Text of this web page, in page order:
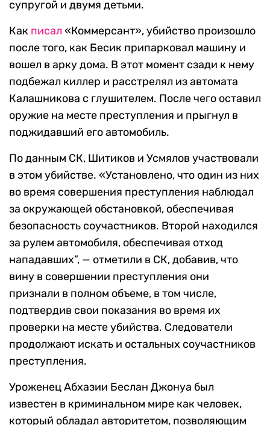
супругой и двумя детьми.
Как писал «Коммерсант», убийство произошло
после того, как Бесик припарковал машину и
вошел в арку дома. В этот момент сзади к нему
подбежал киллер и расстрелял из автомата
Калашникова с глушителем. После чего оставил
оружие на месте преступления и прыгнул в
поджидавший его автомобиль.
По данным СК, Шитиков и Усмялов участвовали
в этом убийстве. «Установлено, что один из них
во время совершения преступления наблюдал
за окружающей обстановкой, обеспечивая
безопасность соучастников. Второй находился
за рулем автомобиля, обеспечивая отход
нападавших”, — отметили в СК, добавив, что
вину в совершении преступления они
признали в полном объеме, в том числе,
подтвердив свои показания во время их
проверки на месте убийства. Следователи
продолжают искать и остальных соучастников
преступления.
Уроженец Абхазии Беслан Джонуа был
известен в криминальном мире как человек,
который обладал авторитетом, позволяющим